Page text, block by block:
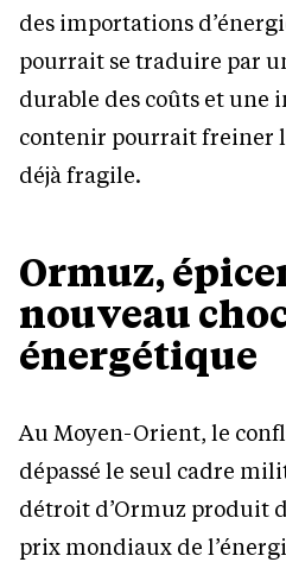
des importations
pourrait se traduire par
durable des coûts et
contenir pourrait freiner
déjà fragile.
Ormuz,
nouveau
énergétique
Au Moyen-Orient, le
dépassé le seul cadre
détroit d’Ormuz produit
prix mondiaux de